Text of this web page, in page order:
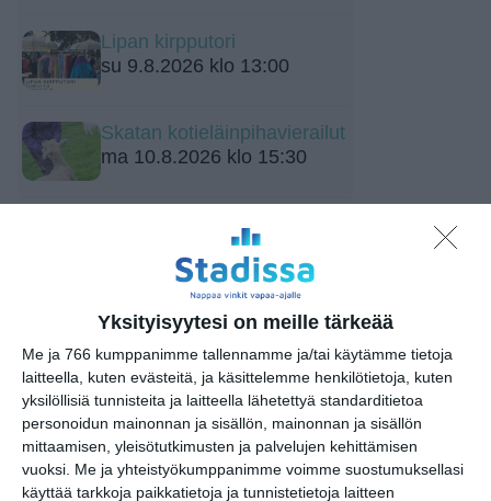
Yksityisyytesi on meille tärkeää
Me ja 766 kumppanimme tallennamme ja/tai käytämme tietoja
laitteella, kuten evästeitä, ja käsittelemme henkilötietoja, kuten
yksilöllisiä tunnisteita ja laitteella lähetettyä standarditietoa
personoidun mainonnan ja sisällön, mainonnan ja sisällön
mittaamisen, yleisötutkimusten ja palvelujen kehittämisen
vuoksi. Me ja yhteistyökumppanimme voimme suostumuksellasi
käyttää tarkkoja paikkatietoja ja tunnistetietoja laitteen
Lipan kirpputori
su 9.8.2026 klo 13:00
Skatan kotieläinpihavierailut
ma 10.8.2026 klo 15:30
Avoin Healing-ilta - Open
ti 11.8.2026 klo 19:00
Superterassi - Kasarmitorin
kesäterassi
ke 12.8.2026 klo 10:00
Kympillä Heurekaan torstai-
iltaisin
to 13.8.2026 klo 15:00